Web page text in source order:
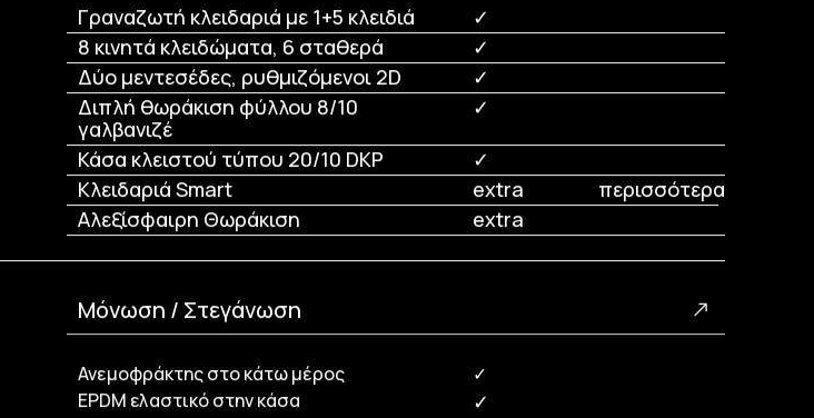
Γραναζωτή κλειδαριά με 1+5 κλειδιά
✓
8 κινητά κλειδώματα, 6 σταθερά
✓
Δύο μεντεσέδες, ρυθμιζόμενοι 2D
✓
Διπλή θωράκιση φύλλου 8/10
γαλβανιζέ
✓
Κάσα κλειστού τύπου 20/10 DKP
✓
Κλειδαριά Smart
extra
περισσότερα...
Αλεξίσφαιρη Θωράκιση
extra
Μόνωση / Στεγάνωση
Ανεμοφράκτης στο κάτω μέρος
✓
EPDM ελαστικό στην κάσα
✓